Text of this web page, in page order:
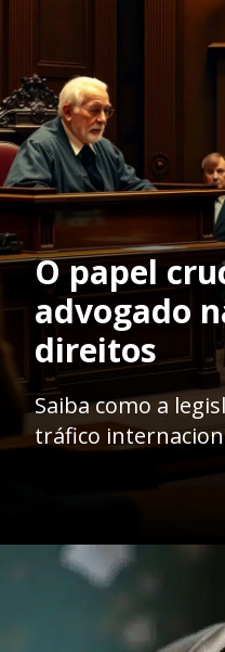
O papel
advogado
direitos
Saiba como a
tráfico
Opening